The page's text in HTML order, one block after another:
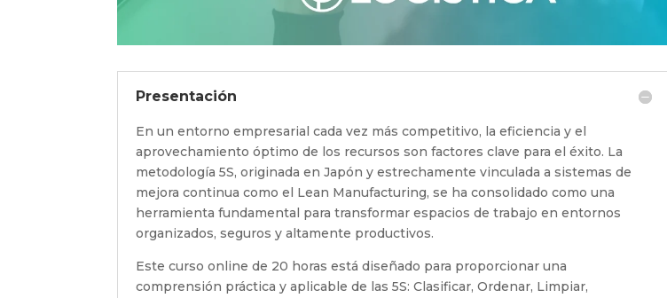
Presentación
En un entorno empresarial cada vez más competitivo, la eficiencia y el
aprovechamiento óptimo de los recursos son factores clave para el éxito. La
metodología 5S, originada en Japón y estrechamente vinculada a sistemas de
mejora continua como el Lean Manufacturing, se ha consolidado como una
herramienta fundamental para transformar espacios de trabajo en entornos
organizados, seguros y altamente productivos.
Este curso online de 20 horas está diseñado para proporcionar una
comprensión práctica y aplicable de las 5S: Clasificar, Ordenar, Limpiar,